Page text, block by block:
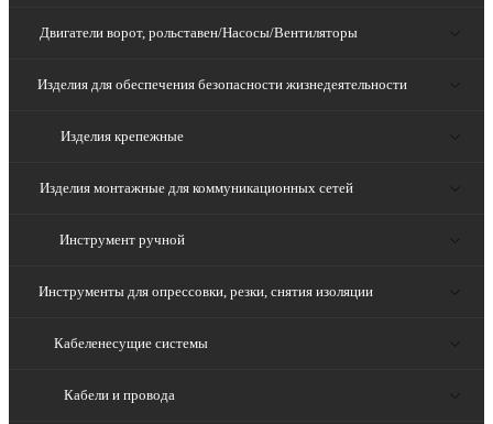
Двигатели ворот, рольставен/Насосы/Вентиляторы
Изделия для обеспечения безопасности жизнедеятельности
Изделия крепежные
Изделия монтажные для коммуникационных сетей
Инструмент ручной
Инструменты для опрессовки, резки, снятия изоляции
Кабеленесущие системы
Кабели и провода